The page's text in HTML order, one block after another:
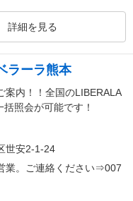
詳細を見る
ラーラ熊本
案内！！全国のLIBERALA
照会が可能です！
世安2-1-24
業。ご連絡ください⇒007